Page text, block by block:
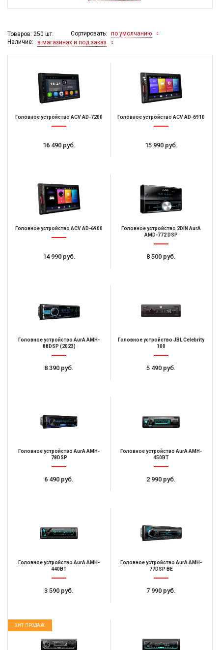
Товаров: 250 шт. Сортировать:
по умолчанию
Наличие:
в магазинах и под заказ
Головное устройство ACV AD-7200
16 490 руб.
Головное устройство ACV AD-6910
15 990 руб.
Головное устройство ACV AD-6900
14 990 руб.
Головное устройство 2DIN AurA
AMD-772 DSP
8 500 руб.
Головное устройство AurA AMH-
88DSP (2023)
8 390 руб.
Головное устройство JBL Celebrity
100
5 490 руб.
Головное устройство AurA AMH-
78DSP
6 490 руб.
Головное устройство AurA AMH-
450BT
2 990 руб.
Головное устройство AurA AMH-
440BT
3 590 руб.
Головное устройство AurA AMH-
77DSP BE
7 990 руб.
ХИТ ПРОДАЖ